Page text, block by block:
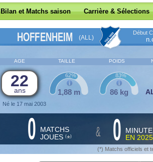
Bilan et Matchs saison Carrière & Sélections
HOFFENHEIM (ALL)
Début
AGE TAILLE POIDS
22
ans
Né le 17 mai 2003
1,88 m
62%
86 kg
83%
0 MATCHS
JOUES (*) & 0
EN
(*) Matchs officiels et